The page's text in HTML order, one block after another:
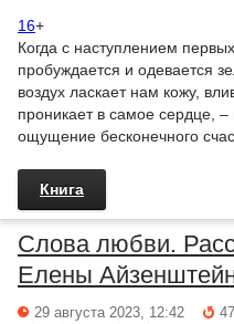
16+
Когда с наступлением
пробуждается и одевается
воздух ласкает нам кожу,
проникает в самое сердце, –
ощущение бесконечного
Книга
Слова любви.
Елены
29 августа 2023, 12:42